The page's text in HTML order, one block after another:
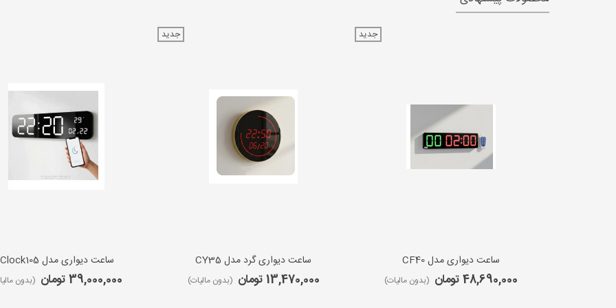
جدید
ساعت دیواری مدل CF40
48,690,000 تومان (بدون مالیات)
جدید
ساعت دیواری گرد مدل CY35
13,470,000 تومان (بدون مالیات)
ساعت دیواری مدل iClock105
39,000,000 تومان (بدون